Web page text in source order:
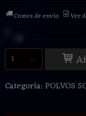
Costes de envío Ver
Categoría:POLVOS